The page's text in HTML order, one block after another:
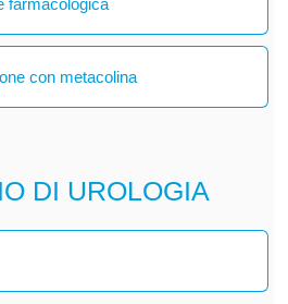
farmacologica
con metacolina
DI UROLOGIA